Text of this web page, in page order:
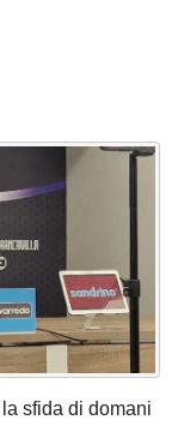
sfida di domani